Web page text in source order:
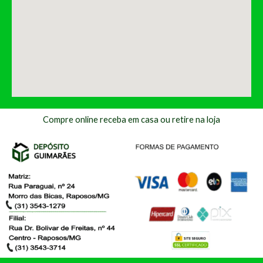
Compre online receba em casa ou retire na loja